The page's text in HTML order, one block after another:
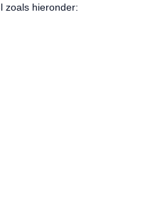
zoals hieronder: